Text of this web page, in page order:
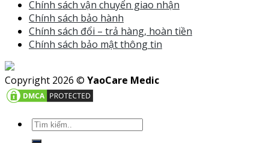
Chính sách vận chuyển giao nhận
Chính sách bảo hành
Chính sách đổi – trả hàng, hoàn tiền
Chính sách bảo mật thông tin
Copyright 2026 © YaoCare Medic